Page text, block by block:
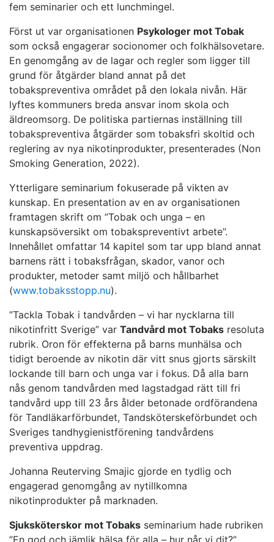
fem seminarier och ett lunchmingel.
Först ut var organisationen Psykologer mot Tobak
som också engagerar socionomer och folkhälsovetare.
En genomgång av de lagar och regler som ligger till
grund för åtgärder bland annat på det
tobakspreventiva området på den lokala nivån. Här
lyftes kommuners breda ansvar inom skola och
äldreomsorg. De politiska partiernas inställning till
tobakspreventiva åtgärder som tobaksfri skoltid och
reglering av nya nikotinprodukter, presenterades (Non
Smoking Generation, 2022).
Ytterligare seminarium fokuserade på vikten av
kunskap. En presentation av en av organisationen
framtagen skrift om ”Tobak och unga – en
kunskapsöversikt om tobakspreventivt arbete”.
Innehållet omfattar 14 kapitel som tar upp bland annat
barnens rätt i tobaksfrågan, skador, vanor och
produkter, metoder samt miljö och hållbarhet
(www.tobaksstopp.nu).
”Tackla Tobak i tandvården – vi har nycklarna till
nikotinfritt Sverige” var Tandvård mot Tobaks resoluta
rubrik. Oron för effekterna på barns munhälsa och
tidigt beroende av nikotin där vitt snus gjorts särskilt
lockande till barn och unga var i fokus. Då alla barn
nås genom tandvården med lagstadgad rätt till fri
tandvård upp till 23 års ålder betonade ordförandena
för Tandläkarförbundet, Tandsköterskeförbundet och
Sveriges tandhygienistförening tandvårdens
preventiva uppdrag.
Johanna Reuterving Smajic gjorde en tydlig och
engagerad genomgång av nytillkomna
nikotinprodukter på marknaden.
Sjuksköterskor mot Tobaks seminarium hade rubriken